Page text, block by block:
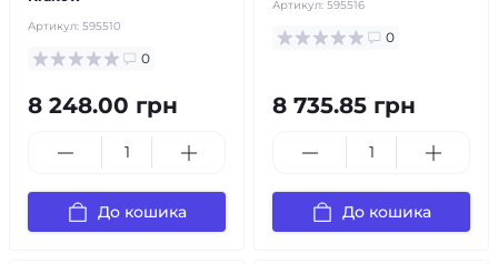
Артикул: 595510
0
8 248.00 грн
До кошика
Артикул: 595516
0
8 735.85 грн
До кошика